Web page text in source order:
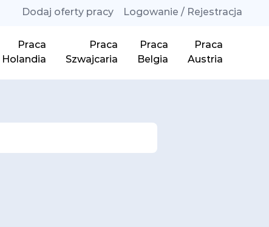
Dodaj oferty pracy Logowanie / Rejestracja
Praca
Holandia
Praca
Szwajcaria
Praca
Belgia
Praca
Austria